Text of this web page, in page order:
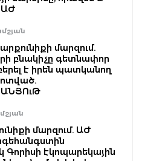
մարզում.
բնակիչը գետնափոր
է իրեն պատկանող
մարզում. ԱԺ
Գորիսի էկոպարեկային